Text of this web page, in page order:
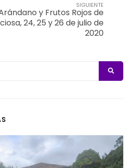
SIGUIENTE
y Frutos Rojos de
24, 25 y 26 de julio de
2020